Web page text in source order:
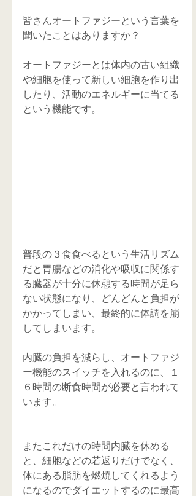
皆さんオートファジーという言葉を
聞いたことはありますか？
オートファジーとは体内の古い組織
や細胞を使って新しい細胞を作り出
したり、活動のエネルギーに当てる
という機能です。
普段の３食食べるという生活リズム
だと胃腸などの消化や吸収に関係す
る臓器が十分に休憩する時間が足ら
ない状態になり、どんどんと負担が
かかってしまい、最終的に体調を崩
してしまいます。
内臓の負担を減らし、オートファジ
ー機能のスイッチを入れるのに、１
６時間の断食時間が必要と言われて
います。
またこれだけの時間内臓を休める
と、細胞などの若返りだけでなく、
体にある脂肪を燃焼してくれるよう
になるのでダイエットするのに最高